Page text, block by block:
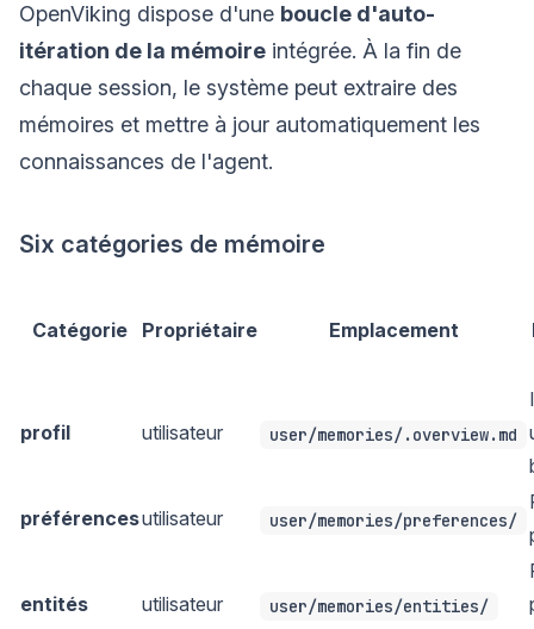
OpenViking dispose d'une boucle d'auto-
itération de la mémoire intégrée. À la fin de
chaque session, le système peut extraire des
mémoires et mettre à jour automatiquement les
connaissances de l'agent.
Six catégories de mémoire
Catégorie Propriétaire Emplacement
profil utilisateur user/memories/.overview.md
préférencesutilisateur user/memories/preferences/
entités utilisateur user/memories/entities/